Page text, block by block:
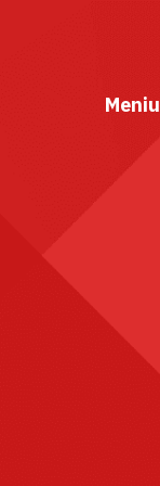
Meniu